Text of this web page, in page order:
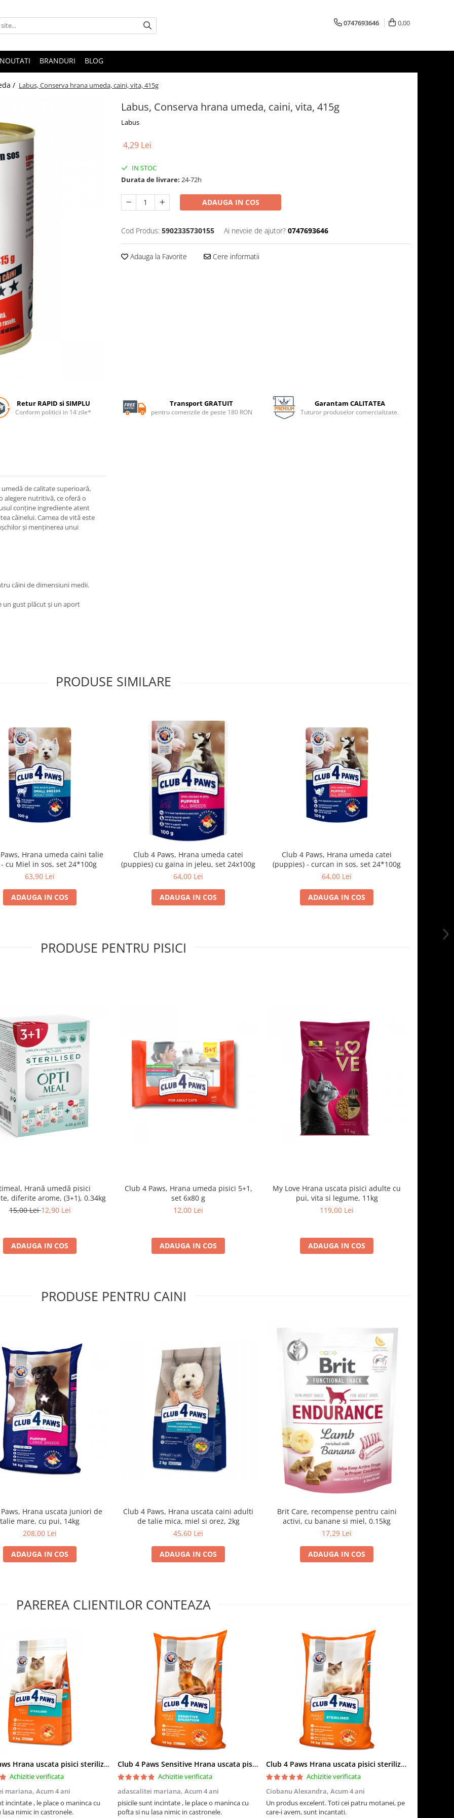
0747693646 0,00
NOUTATI BRANDURI BLOG
/ Labus, Conserva hrana umeda, caini, vita, 415g
Labus, Conserva hrana umeda, caini, vita, 415g
Labus
4,29 Lei
IN STOC
Durata de livrare: 24-72h
ADAUGA IN COS
Cod Produs: 5902335730155 Ai nevoie de ajutor? 0747693646
Adauga la Favorite Cere informatii
Retur RAPID si SIMPLU
Conform politicii in 14 zile*
Transport GRATUIT
pentru comenzile de peste 180 RON
Garantam CALITATEA
Tuturor produselor comercializate.
de calitate superioară,
alegere nutritivă, ce oferă o
conține ingrediente atent
câinelui. Carnea de vită este
și menținerea unui
câini de dimensiuni medii.
un gust plăcut și un aport
PRODUSE SIMILARE
Hrana umeda caini talie
cu Miel in sos, set 24*100g
63,90 Lei
ADAUGA IN COS
Club 4 Paws, Hrana umeda catei
(puppies) cu gaina in jeleu, set 24x100g
64,00 Lei
ADAUGA IN COS
Club 4 Paws, Hrana umeda catei
(puppies) - curcan in sos, set 24*100g
64,00 Lei
ADAUGA IN COS
PRODUSE PENTRU PISICI
Hrană umedă pisici
diferite arome, (3+1), 0.34kg
15,00 Lei12,90 Lei
ADAUGA IN COS
Club 4 Paws, Hrana umeda pisici 5+1,
set 6x80 g
12,00 Lei
ADAUGA IN COS
My Love Hrana uscata pisici adulte cu
pui, vita si legume, 11kg
119,00 Lei
ADAUGA IN COS
PRODUSE PENTRU CAINI
Hrana uscata juniori de
talie mare, cu pui, 14kg
208,00 Lei
ADAUGA IN COS
Club 4 Paws, Hrana uscata caini adulti
de talie mica, miel si orez, 2kg
45,60 Lei
ADAUGA IN COS
Brit Care, recompense pentru caini
activi, cu banane si miel, 0.15kg
17,29 Lei
ADAUGA IN COS
PAREREA CLIENTILOR CONTEAZA
Club 4 Paws Hrana uscata pisici sterilizate, 2kg
Achizitie verificata
mariana, Acum 4 ani
incintate , le place o maninca cu
nimic in castronele.
Club 4 Paws Sensitive Hrana uscata pisici adulte, 14kg
Achizitie verificata
adascalitei mariana, Acum 4 ani
pisicile sunt incintate , le place o maninca cu
pofta si nu lasa nimic in castronele.
Club 4 Paws Hrana uscata pisici sterilizate, 14kg
Achizitie verificata
Ciobanu Alexandra, Acum 4 ani
Un produs excelent. Toti cei patru motanei, pe
care-i avem, sunt incantati.